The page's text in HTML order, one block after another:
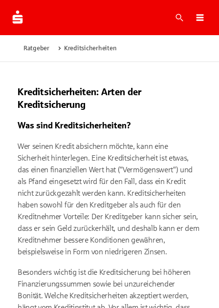
Suche
Ratgeber Kreditsicherheiten
Kreditsicherheiten: Arten der
Kreditsicherung
Was sind Kreditsicherheiten?
Wer seinen Kredit absichern möchte, kann eine
Sicherheit hinterlegen. Eine Kreditsicherheit ist etwas,
das einen finanziellen Wert hat (“Vermögenswert“) und
als Pfand eingesetzt wird für den Fall, dass ein Kredit
nicht zurückgezahlt werden kann. Kreditsicherheiten
haben sowohl für den Kreditgeber als auch für den
Kreditnehmer Vorteile: Der Kreditgeber kann sicher sein,
dass er sein Geld zurückerhält, und deshalb kann er dem
Kreditnehmer bessere Konditionen gewähren,
beispielsweise in Form von niedrigeren Zinsen.
Besonders wichtig ist die Kreditsicherung bei höheren
Finanzierungssummen sowie bei unzureichender
Bonität. Welche Kreditsicherheiten akzeptiert werden,